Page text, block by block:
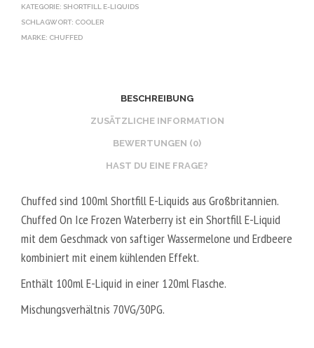
KATEGORIE: SHORTFILL E-LIQUIDS
SCHLAGWORT: COOLER
MARKE: CHUFFED
BESCHREIBUNG
ZUSÄTZLICHE INFORMATION
BEWERTUNGEN (0)
HAST DU EINE FRAGE?
Chuffed sind 100ml Shortfill E-Liquids aus Großbritannien.
Chuffed On Ice Frozen Waterberry ist ein Shortfill E-Liquid
mit dem Geschmack von saftiger Wassermelone und Erdbeere
kombiniert mit einem kühlenden Effekt.
Enthält 100ml E-Liquid in einer 120ml Flasche.
Mischungsverhältnis 70VG/30PG.